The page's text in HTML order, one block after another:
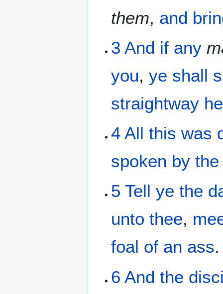
them, and
3 And if any
you,ye shall
straightway
4 All this was
spoken by the
5 Tell ye the
unto thee,
foal of an ass.
6 And the